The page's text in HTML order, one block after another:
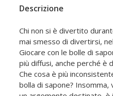
Descrizione
Chi non si è divertito
mai smesso di divertirsi,
Giocare con le bolle di
più diffusi, anche perché è
Che cosa è più
bolla di sapone? Insomma,